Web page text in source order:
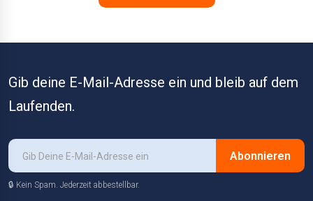
Gib deine E-Mail-Adresse ein und bleib auf dem
Laufenden.
Abonnieren
🔒 Kein Spam. Jederzeit abbestellbar.